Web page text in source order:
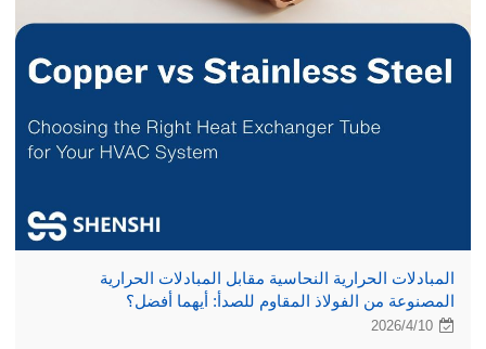
المبادلات الحرارية النحاسية مقابل المبادلات الحرارية
المصنوعة من الفولاذ المقاوم للصدأ: أيهما أفضل؟
2026/4/10